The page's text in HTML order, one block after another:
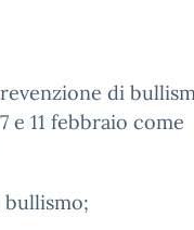
di
11 febbraio come